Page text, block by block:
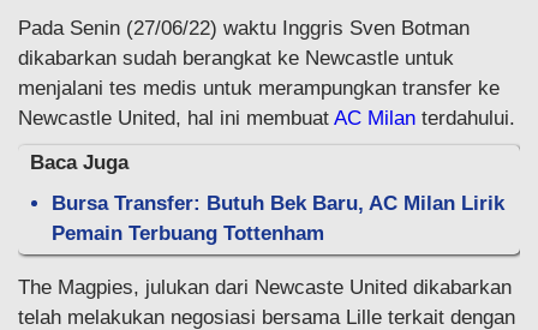
Pada Senin (27/06/22) waktu Inggris Sven Botman
dikabarkan sudah berangkat ke Newcastle untuk
menjalani tes medis untuk merampungkan transfer ke
Newcastle United, hal ini membuat AC Milan terdahului.
Baca Juga
Bursa Transfer: Butuh Bek Baru, AC Milan Lirik
Pemain Terbuang Tottenham
The Magpies, julukan dari Newcaste United dikabarkan
telah melakukan negosiasi bersama Lille terkait dengan